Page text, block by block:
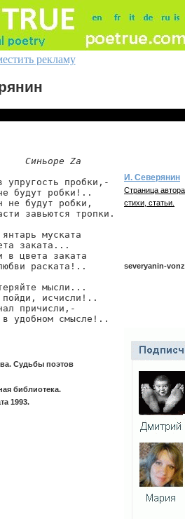
рекламу
Синьоре Za
упругость пробки,-
будут робки!..
не будут робки,
завьются тропки.
муската
заката...
в цвета заката
раската!..
мысли...
исчисли!..
причисли,-
в удобном смысле!..
Судьбы поэтов
библиотека.
1993.
И. Северянин
Страница
стихи, статьи.
severyanin-